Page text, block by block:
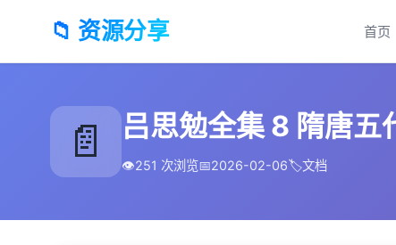
📁 资源分享 首页
📄 吕思勉全集 8 隋唐
👁️251 次浏览📅2026-02-06🏷️文档